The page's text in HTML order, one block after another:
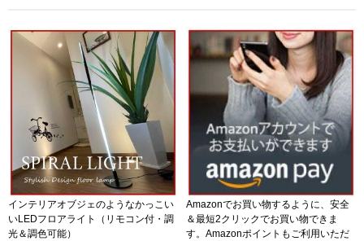
インテリアオブジェのようなかっこい
いLEDフロアライト（リモコン付・調
光＆調色可能）
Amazonでお買い物するように、安全
＆最短2クリックでお買い物できま
す。Amazonポイントもご利用いただ